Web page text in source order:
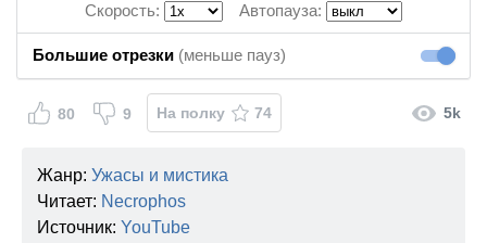
Скорость: Автопауза:
Большие отрезки (меньше пауз)
80 9 На полку 74 5k
Жанр: Ужасы и мистика
Читает: Necrophos
Источник: YouTube